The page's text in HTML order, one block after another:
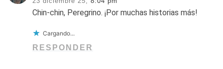
Chin-chin, Peregrino. ¡Por muchas historias más!
Cargando...
RESPONDER